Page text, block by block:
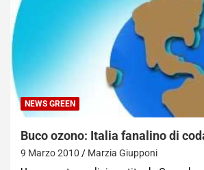
NEWS GREEN
Buco ozono: Italia fanalino di
9 Marzo 2010 Marzia Giupponi